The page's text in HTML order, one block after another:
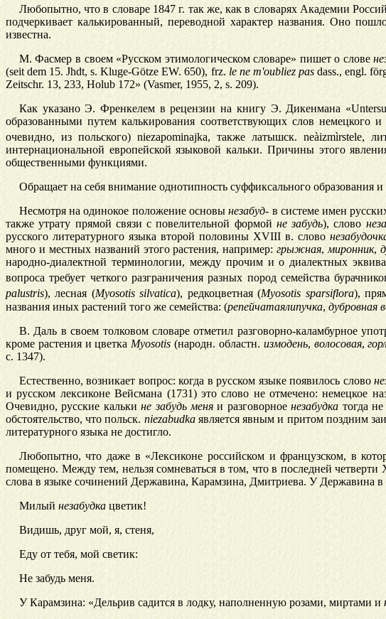
Любопытно, что в словаре 1847 г. так же, как в словарях Академии
подчеркивает калькированный, переводной характер названия. Оно
известна.
М. Фасмер в своем «Русском этимологическом словаре» пишет о слове
(seit dem 15. Jhdt, s. Kluge-Götze EW. 650), frz. le ne m'oubliez pasdass., engl.
Zeitschr. 13, 233, Holub 172» (Vasmer, 1955, 2, s. 209).
Как указано Э. Френкелем в рецензии на книгу Э. Дикенмана
образованными путем калькирования соответствующих слов немецкого и
очевидно, из польского) niezapominajka, также латышск. neàizmìrstele,
интернациональной европейской языковой кальки. Причины этого
общественными функциями.
Обращает на себя внимание однотипность суффиксального образования
Несмотря на одинокое положение основынезабуд- в системе имен
также утрату прямой связи с повелительной формой не забудь), слово
русского литературного языка второй половины XVIII в. слово
много и местных названий этого растения, например:грыжная, миронник,
народно-диалектной терминологии, между прочим и о диалектных
вопроса требует четкого разграничения разных пород семейства
palustris), лесная (Myosotis silvatica), редкоцветная (Myosotis sparsiflora),
названия иных растений того же семейства: (репейчатаялипучка, дубровная
В. Даль в своем толковом словаре отметил разговорно-каламбурное
кроме растения и цветка Myosotis (народн. областн. измодень, волосовая,
с. 1347).
Естественно, возникает вопрос: когда в русском языке появилось слово
и русском лексиконе Вейсмана (1731) это слово не отмечено: немецкое
Очевидно, русские калькине забудь меняи разговорноенезабудка тогда
обстоятельство, что польск. niezabudkaявляется явным и притом поздним
литературного языка не достигло.
Любопытно, что даже в «Лексиконе российском и французском, в
помещено. Между тем, нельзя сомневаться в том, что в последней
слова в языке сочинений Державина, Карамзина, Дмитриева. У Державина в
Милый незабудкацветик!
Видишь, друг мой, я, стеня,
Еду от тебя, мой светик:
Не забудь меня.
У Карамзина: «Дельрив садится в лодку, наполненную розами, миртами и